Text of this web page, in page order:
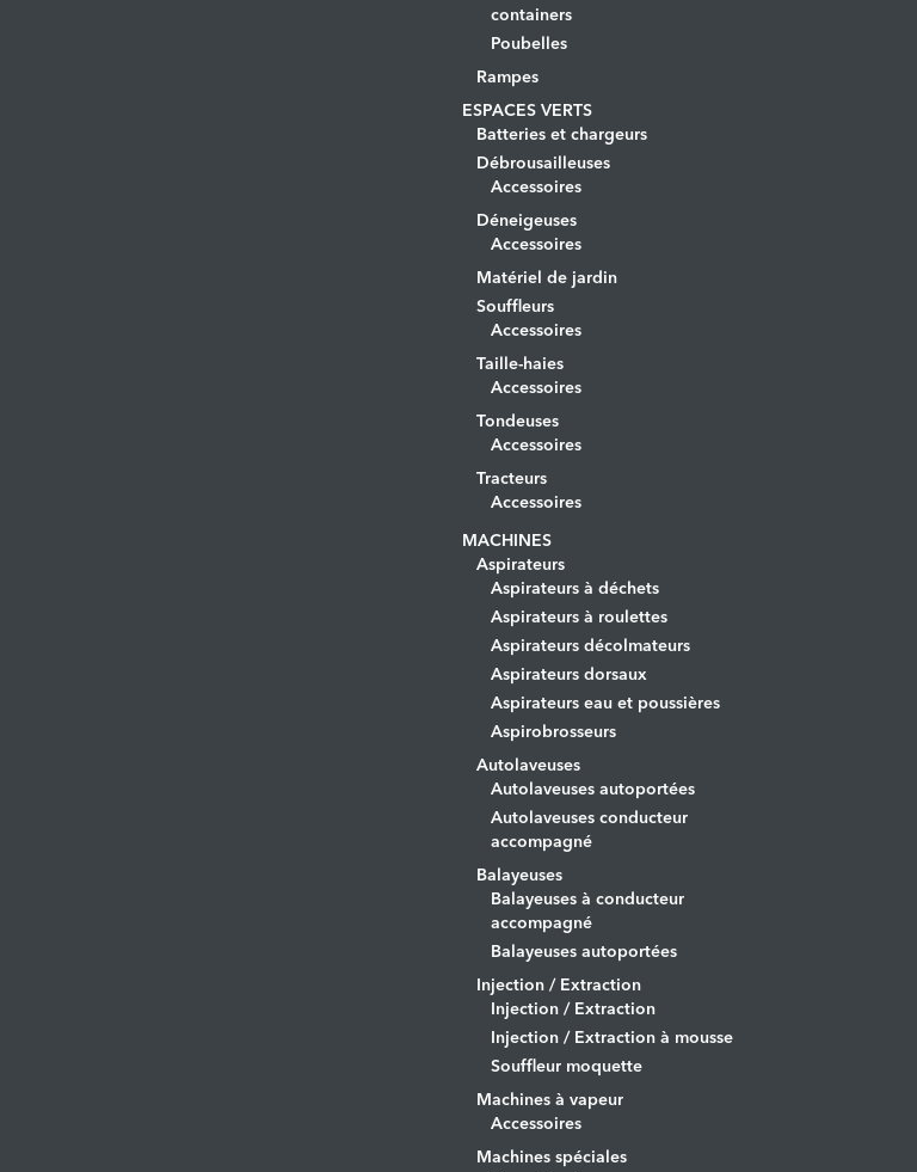
containers
Poubelles
Rampes
ESPACES VERTS
Batteries et chargeurs
Débrousailleuses
Accessoires
Déneigeuses
Accessoires
Matériel de jardin
Souffleurs
Accessoires
Taille-haies
Accessoires
Tondeuses
Accessoires
Tracteurs
Accessoires
MACHINES
Aspirateurs
Aspirateurs à déchets
Aspirateurs à roulettes
Aspirateurs décolmateurs
Aspirateurs dorsaux
Aspirateurs eau et poussières
Aspirobrosseurs
Autolaveuses
Autolaveuses autoportées
Autolaveuses conducteur
accompagné
Balayeuses
Balayeuses à conducteur
accompagné
Balayeuses autoportées
Injection / Extraction
Injection / Extraction
Injection / Extraction à mousse
Souffleur moquette
Machines à vapeur
Accessoires
Machines spéciales